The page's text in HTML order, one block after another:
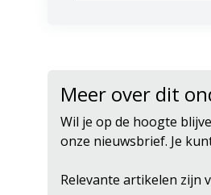
Meer over dit
Wil je op de hoogte
onze nieuwsbrief. Je
Relevante artikelen zijn